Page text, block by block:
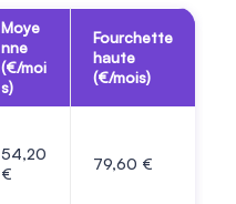
Moye
nne
(€/moi
s)
Fourchette
haute
(€/mois)
54,20
€
79,60 €